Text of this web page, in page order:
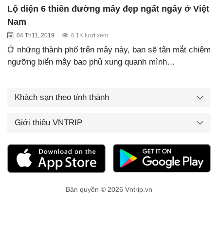
Lộ diện 6 thiên đường mây đẹp ngất ngây ở Việt
Nam
04 Th11, 2019 6.1K lượt xem
Ở những thành phố trên mây này, bạn sẽ tận mắt chiêm
ngưỡng biển mây bao phủ xung quanh mình…
Khách sạn theo tỉnh thành
Giới thiệu VNTRIP
Bản quyền © 2026 Vntrip.vn